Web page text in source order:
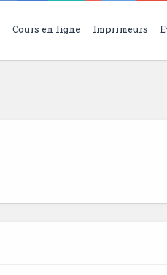
Cours en ligne Imprimeurs